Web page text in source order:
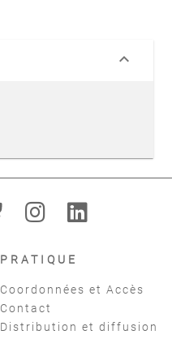
keyboard_arrow_down
PRATIQUE
Coordonnées et Accès
Contact
Distribution et diffusion